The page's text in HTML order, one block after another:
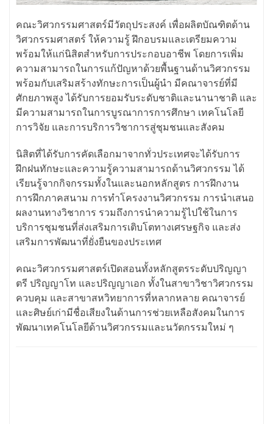
คณะวิศวกรรมศาสตร์มีวัตถุประสงค์ เพื่อผลิตบัณฑิตด้าน
วิศวกรรมศาสตร์ ให้ความรู้ ฝึกอบรมและเตรียมความ
พร้อมให้แก่นิสิตสำหรับการประกอบอาชีพ โดยการเพิ่ม
ความสามารถในการแก้ปัญหาด้วยพื้นฐานด้านวิศวกรรม
พร้อมกับเสริมสร้างทักษะการเป็นผู้นำ มีคณาจารย์ที่มี
ศักยภาพสูง ได้รับการยอมรับระดับชาติและนานาชาติ และ
มีความสามารถในการบูรณาการการศึกษา เทคโนโลยี
การวิจัย และการบริการวิชาการสู่ชุมชนและสังคม
นิสิตที่ได้รับการคัดเลือกมาจากทั่วประเทศจะได้รับการ
ฝึกฝนทักษะและความรู้ความสามารถด้านวิศวกรรม ได้
เรียนรู้จากกิจกรรมทั้งในและนอกหลักสูตร การฝึกงาน
การฝึกภาคสนาม การทำโครงงานวิศวกรรม การนำเสนอ
ผลงานทางวิชาการ รวมถึงการนำความรู้ไปใช้ในการ
บริการชุมชนที่ส่งเสริมการเติบโตทางเศรษฐกิจ และส่ง
เสริมการพัฒนาที่ยั่งยืนของประเทศ
คณะวิศวกรรมศาสตร์เปิดสอนทั้งหลักสูตรระดับปริญญา
ตรี ปริญญาโท และปริญญาเอก ทั้งในสาขาวิชาวิศวกรรม
ควบคุม และสาขาสหวิทยาการที่หลากหลาย คณาจารย์
และศิษย์เก่ามีชื่อเสียงในด้านการช่วยเหลือสังคมในการ
พัฒนาเทคโนโลยีด้านวิศวกรรมและนวัตกรรมใหม่ ๆ